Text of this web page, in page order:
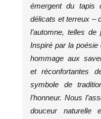
émergent du tapis
délicats et terreux –
l’automne, telles
Inspiré par la
hommage aux
et réconfortantes
symbole de
l’honneur. Nous
douceur naturelle